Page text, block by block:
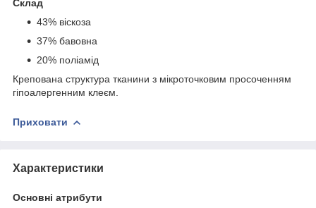
Склад
43% віскоза
37% бавовна
20% поліамід
Крепована структура тканини з мікроточковим просоченням
гіпоалергенним клеєм.
Приховати
Характеристики
Основні атрибути